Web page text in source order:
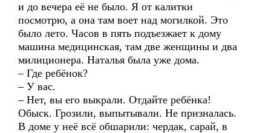
и до вечера её не было. Я от калитки
посмотрю, а она там воет над могилкой. Это
было лето. Часов в пять подъезжает к дому
машина медицинская, там две женщины и два
милиционера. Наталья была уже дома.
– Где ребёнок?
– У вас.
– Нет, вы его выкрали. Отдайте ребёнка!
Обыск. Грозили, выпытывали. Не призналась.
В доме у неё всё обшарили: чердак, сарай, в